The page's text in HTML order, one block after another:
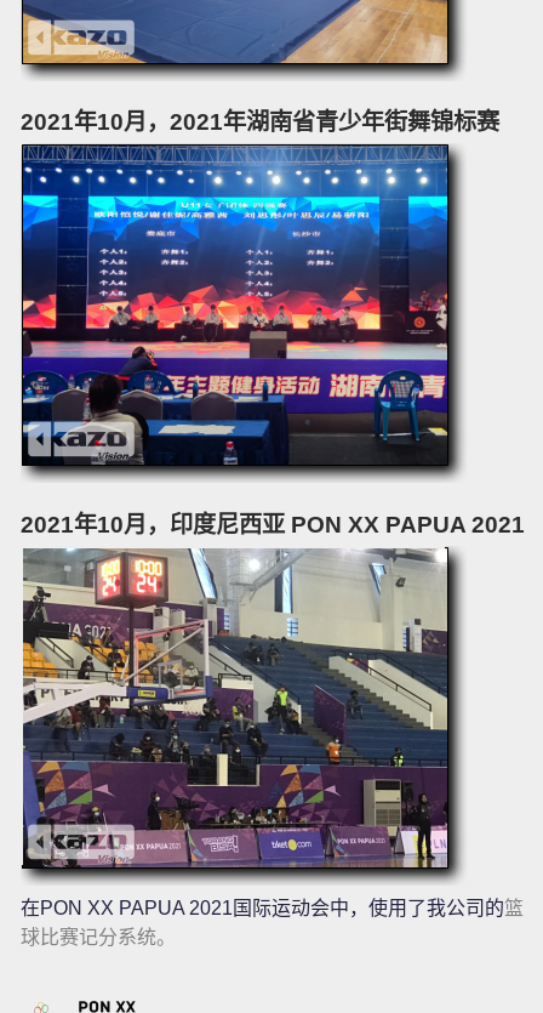
2021年10月，2021年湖南省青少年街舞锦标赛
2021年10月，印度尼西亚 PON XX PAPUA 2021
在PON XX PAPUA 2021国际运动会中，使用了我公司的篮
球比赛记分系统。